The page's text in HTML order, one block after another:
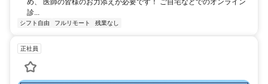
め、 医師の皆様のお力添えが必要です！ ご自宅などでのオンライン
診...
シフト自由 フルリモート 残業なし
正社員